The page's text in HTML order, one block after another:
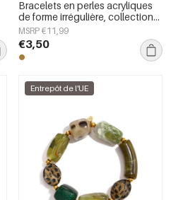
Bracelets en perles acryliques
de forme irrégulière, collection
Simple Daily Simple, bijoux pour
femmes
MSRP €11,99
€3,50
Entrepôt de l'UE